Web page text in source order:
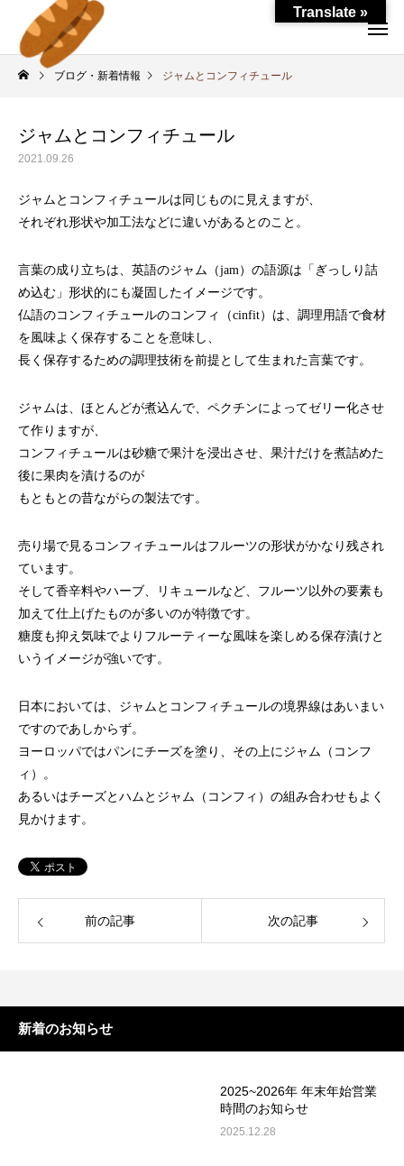
ブログ・新着情報 ジャムとコンフィチュール
ジャムとコンフィチュール
2021.09.26
ジャムとコンフィチュールは同じものに見えますが、
それぞれ形状や加工法などに違いがあるとのこと。
言葉の成り立ちは、英語のジャム（jam）の語源は「ぎっしり詰
め込む」形状的にも凝固したイメージです。
仏語のコンフィチュールのコンフィ（cinfit）は、調理用語で食材
を風味よく保存することを意味し、
長く保存するための調理技術を前提として生まれた言葉です。
ジャムは、ほとんどが煮込んで、ペクチンによってゼリー化させ
て作りますが、
コンフィチュールは砂糖で果汁を浸出させ、果汁だけを煮詰めた
後に果肉を漬けるのが
もともとの昔ながらの製法です。
売り場で見るコンフィチュールはフルーツの形状がかなり残され
ています。
そして香辛料やハーブ、リキュールなど、フルーツ以外の要素も
加えて仕上げたものが多いのが特徴です。
糖度も抑え気味でよりフルーティーな風味を楽しめる保存漬けと
いうイメージが強いです。
日本においては、ジャムとコンフィチュールの境界線はあいまい
ですのであしからず。
ヨーロッパではパンにチーズを塗り、その上にジャム（コンフ
ィ）。
あるいはチーズとハムとジャム（コンフィ）の組み合わせもよく
見かけます。
前の記事 次の記事
新着のお知らせ
2025~2026年 年末年始営業
時間のお知らせ
2025.12.28
Translate »